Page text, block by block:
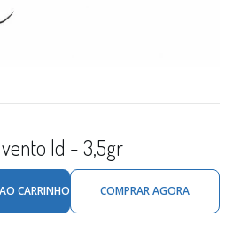
ld - 3,5gr
CARRINHO COMPRAR AGORA